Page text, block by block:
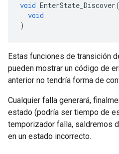
void EnterState_Discover(
void
)
Estas funciones de transición
pueden mostrar un código de
anterior no tendría forma de
Cualquier falla generará,
estado (podría ser tiempo de
temporizador falla, saldremos
en un estado incorrecto.